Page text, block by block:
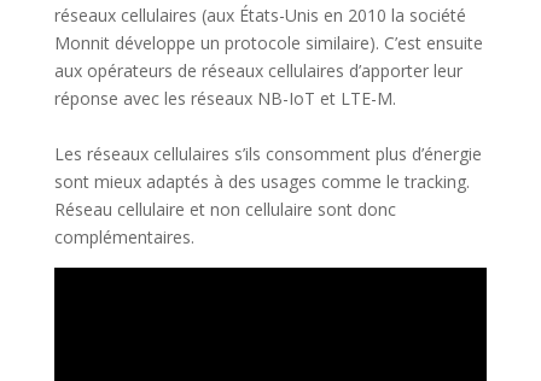
réseaux cellulaires (aux États-Unis en 2010 la société
Monnit développe un protocole similaire). C’est ensuite
aux opérateurs de réseaux cellulaires d’apporter leur
réponse avec les réseaux NB-IoT et LTE-M.
Les réseaux cellulaires s’ils consomment plus d’énergie
sont mieux adaptés à des usages comme le tracking.
Réseau cellulaire et non cellulaire sont donc
complémentaires.